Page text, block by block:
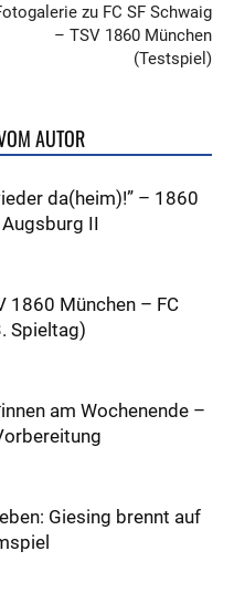
zu FC SF Schwaig
– TSV 1860 München
(Testspiel)
AUTOR
da(heim)!” – 1860
II
1860 München – FC
Spieltag)
am Wochenende –
Giesing brennt auf